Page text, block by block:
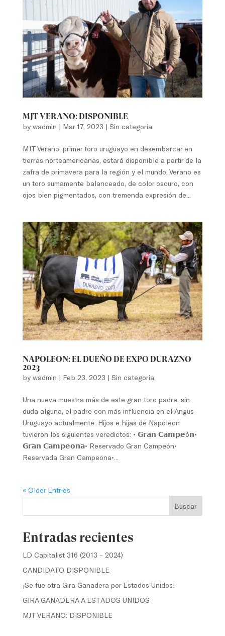
MJT VERANO: DISPONIBLE
by wadmin | Mar 17, 2023 | Sin categoría
MJT Verano, primer toro uruguayo en desembarcar en
tierras norteamericanas, estará disponible a partir de la
zafra de primavera para la región y el mundo. Verano es
un toro sumamente balanceado, de color oscuro, con
ojos bien pigmentados, con tremenda expresión de...
NAPOLEON: EL DUEÑO DE EXPO DURAZNO
2023
by wadmin | Feb 23, 2023 | Sin categoría
Una nueva muestra más de este gran toro padre, sin
duda alguna, el padre con más influencia en el Angus
Uruguayo actualmente. Hijos e hijas de Napoleon
tuvieron los siguientes veredictos: • 𝗚𝗿𝗮𝗻 𝗖𝗮𝗺𝗽𝗲ó𝗻•
𝗚𝗿𝗮𝗻 𝗖𝗮𝗺𝗽𝗲𝗼𝗻𝗮• Reservado Gran Campeón•
Reservada Gran Campeona•...
« Older Entries
Buscar
Entradas recientes
LD Capitalist 316 (2013 – 2024)
CANDIDATO DISPONIBLE
¡Se fue otra Gira Ganadera por Estados Unidos!
GIRA GANADERA A ESTADOS UNIDOS
MJT VERANO: DISPONIBLE